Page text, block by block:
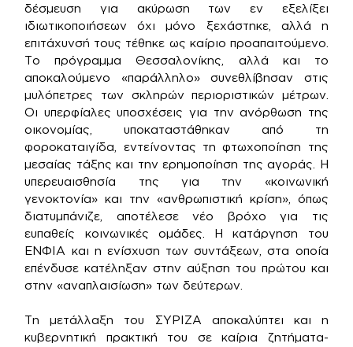
δέσμευση για ακύρωση των εν εξελίξει
ιδιωτικοποιήσεων όχι μόνο ξεχάστηκε, αλλά η
επιτάχυνσή τους τέθηκε ως καίριο προαπαιτούμενο.
Το πρόγραμμα Θεσσαλονίκης, αλλά και το
αποκαλούμενο «παράλληλο» συνεθλίβησαν στις
μυλόπετρες των σκληρών περιοριστικών μέτρων.
Οι υπερφίαλες υποσχέσεις για την ανόρθωση της
οικονομίας, υποκαταστάθηκαν από τη
φοροκαταιγίδα, εντείνοντας τη φτωχοποίηση της
μεσαίας τάξης και την ερημοποίηση της αγοράς. Η
υπερευαισθησία της για την «κοινωνική
γενοκτονία» και την «ανθρωπιστική κρίση», όπως
διατυμπάνιζε, αποτέλεσε νέο βρόχο για τις
ευπαθείς κοινωνικές ομάδες. Η κατάργηση του
ΕΝΦΙΑ και η ενίσχυση των συντάξεων, στα οποία
επένδυσε κατέληξαν στην αύξηση του πρώτου και
στην «αναπλαισίωση» των δεύτερων.
Τη μετάλλαξη του ΣΥΡΙΖΑ αποκαλύπτει και η
κυβερνητική πρακτική του σε καίρια ζητήματα-